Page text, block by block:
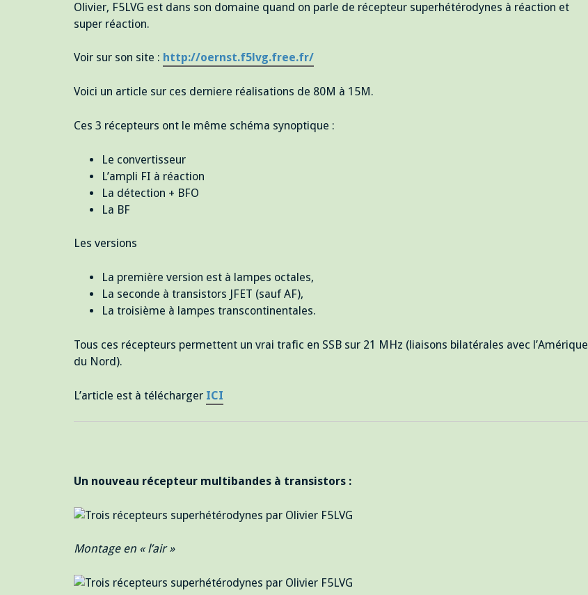
Olivier, F5LVG est dans son domaine quand on parle de récepteur superhétérodynes à réaction et
super réaction.
Voir sur son site : http://oernst.f5lvg.free.fr/
Voici un article sur ces derniere réalisations de 80M à 15M.
Ces 3 récepteurs ont le même schéma synoptique :
Le convertisseur
L’ampli FI à réaction
La détection + BFO
La BF
Les versions
La première version est à lampes octales,
La seconde à transistors JFET (sauf AF),
La troisième à lampes transcontinentales.
Tous ces récepteurs permettent un vrai trafic en SSB sur 21 MHz (liaisons bilatérales avec l’Amérique
du Nord).
L’article est à télécharger ICI
Un nouveau récepteur multibandes à transistors :
Montage en « l’air »